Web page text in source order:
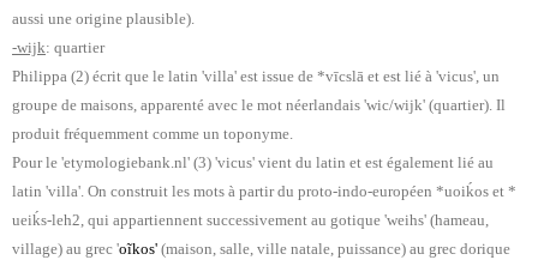
aussi une origine plausible).
-wijk: quartier
Philippa (2) écrit que le latin 'villa' est issue de *vīcslā et est lié à 'vicus', un
groupe de maisons, apparenté avec le mot néerlandais 'wic/wijk' (quartier). Il
produit fréquemment comme un toponyme.
Pour le 'etymologiebank.nl' (3) 'vicus' vient du latin et est également lié au
latin 'villa'. On construit les mots à partir du proto-indo-européen *uoiḱos et *
ueiḱs-leh2, qui appartiennent successivement au gotique 'weihs' (hameau,
village) au grec 'oĩkos' (maison, salle, ville natale, puissance) au grec dorique